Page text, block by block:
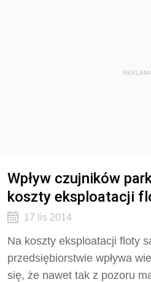
Wpływ czujników
koszty eksploatacji
17 lis 2014
Na koszty eksploatacji floty
przedsiębiorstwie wpływa
się, że nawet tak z pozoru